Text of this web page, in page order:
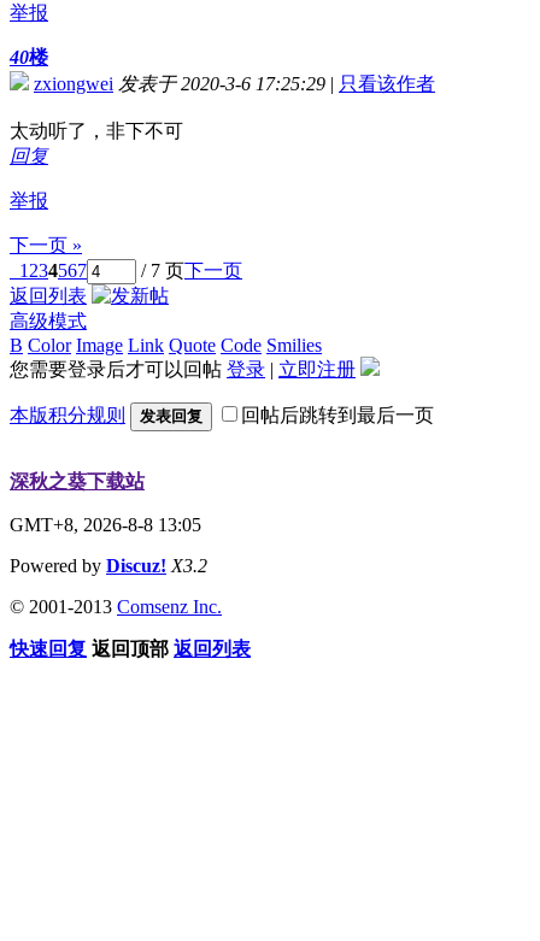
举报
40楼
zxiongwei 发表于 2020-3-6 17:25:29 | 只看该作者
太动听了，非下不可
回复
举报
下一页 »
1 234567 / 7 页下一页
返回列表
高级模式
B Color Image Link Quote Code Smilies
您需要登录后才可以回帖 登录 | 立即注册
本版积分规则 发表回复 回帖后跳转到最后一页
深秋之葵下载站
GMT+8, 2026-8-8 13:05
Powered by Discuz! X3.2
© 2001-2013 Comsenz Inc.
快速回复 返回顶部 返回列表